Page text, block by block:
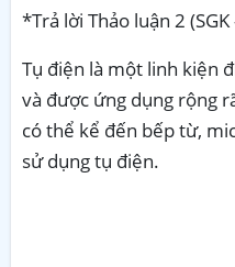
*Trả lời Thảo luận 2
Tụ điện là một linh kiện
và được ứng dụng rộng
có thể kể đến bếp từ,
sử dụng tụ điện.